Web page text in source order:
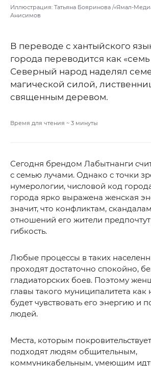
Иллюстрация: Татьяна Бояринова /«Ямал-
Анисимов
В переводе с хантыйского
города переводится как
Северный народ наделял
магической силой,
священным деревом.
Время для чтения ~ 3 минуты
Сегодня брендом Лабытнанги
с семью лучами. Однако с точки
нумерологии, числовой код
города ярко выражена женская
значит, что конфликтам,
отношений его жители
гибкость.
Любые процессы в таких
проходят достаточно спокойно,
гладиаторских боев. Поэтому
главы такого муниципалитета как
будет чувствовать его энергию и
людей.
Места, которым
подходят людям общительным,
коммуникабельным, умеющим